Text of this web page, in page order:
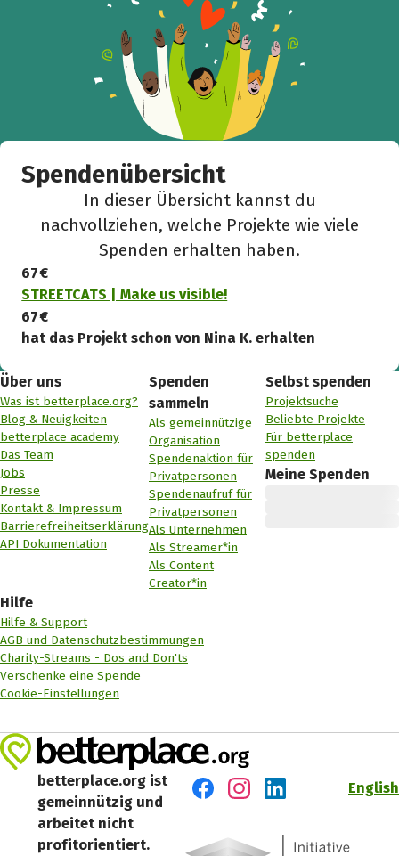
Spendenübersicht
In dieser Übersicht kannst du
nachvollziehen, welche Projekte wie viele
Spenden erhalten haben.
67 €
STREETCATS | Make us visible!
67 €
hat das Projekt schon von Nina K. erhalten
Über uns
Was ist betterplace.org?
Blog & Neuigkeiten
betterplace academy
Das Team
Jobs
Presse
Kontakt & Impressum
Barrierefreiheitserklärung
API Dokumentation
Spenden
sammeln
Als gemeinnützige
Organisation
Spendenaktion für
Privatpersonen
Spendenaufruf für
Privatpersonen
Als Unternehmen
Als Streamer*in
Als Content
Creator*in
Selbst spenden
Projektsuche
Beliebte Projekte
Für betterplace
spenden
Meine Spenden
Hilfe
Hilfe & Support
AGB und Datenschutzbestimmungen
Charity-Streams - Dos and Don'ts
Verschenke eine Spende
Cookie-Einstellungen
betterplace.org ist
gemeinnützig und
arbeitet nicht
profitorientiert.
English